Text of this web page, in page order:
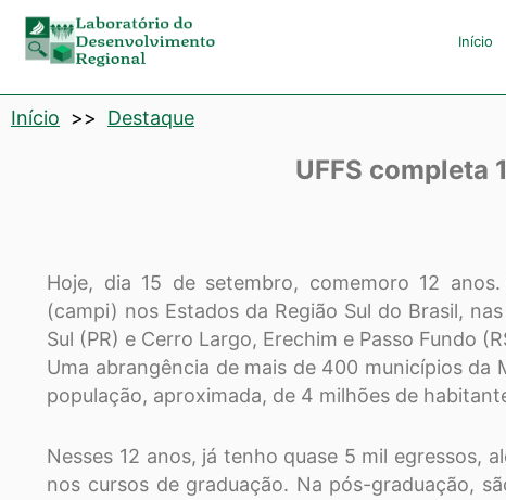
Laboratório
de
Desenvolvimento
Início
Início >> Destaque
UFFS completa
Hoje, dia 15 de setembro, comemoro 12
(campi) nos Estados da Região Sul do Brasil,
Sul (PR) e Cerro Largo, Erechim e Passo Fundo
Uma abrangência de mais de 400 municípios
população, aproximada, de 4 milhões de
Nesses 12 anos, já tenho quase 5 mil egressos,
nos cursos de graduação. Na pós-graduação,